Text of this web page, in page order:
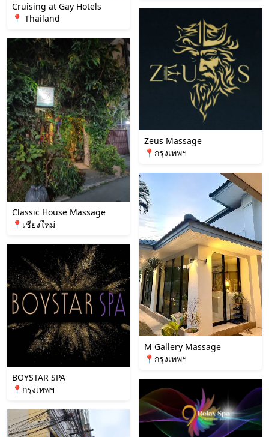
Cruising at Gay Hotels
📍 Thailand
Classic House Massage
📍เชียงใหม่
BOYSTAR SPA
📍กรุงเทพฯ
Zeus Massage
📍กรุงเทพฯ
M Gallery Massage
📍กรุงเทพฯ